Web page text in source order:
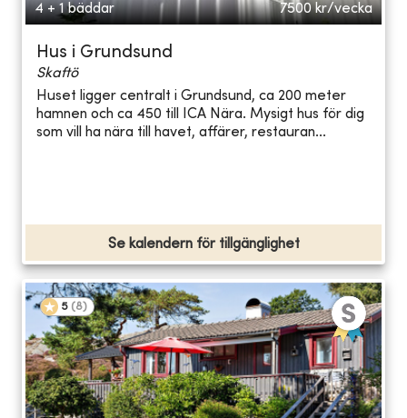
4 + 1 bäddar 7500 kr/vecka
Hus i Grundsund
Skaftö
Huset ligger centralt i Grundsund, ca 200 meter
hamnen och ca 450 till ICA Nära. Mysigt hus för dig
som vill ha nära till havet, affärer, restauran...
Se kalendern för tillgänglighet
5 (8)